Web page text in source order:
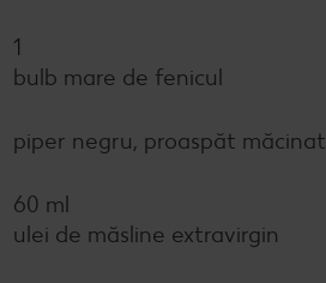
1
bulb mare de fenicul
piper negru, proaspăt măcinat
60 ml
ulei de măsline extravirgin